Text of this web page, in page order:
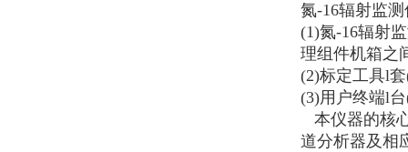
氮-16辐射监
(1)氮-16辐射
理组件机箱之
(2)标定工具l套
(3)用户终端l
本仪器的核
道分析器及相